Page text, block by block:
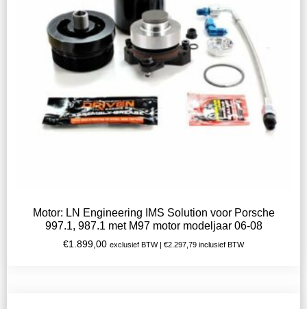
Motor: LN Engineering IMS Solution voor Porsche
997.1, 987.1 met M97 motor modeljaar 06-08
€1.899,00 exclusief BTW | €2.297,79 inclusief BTW